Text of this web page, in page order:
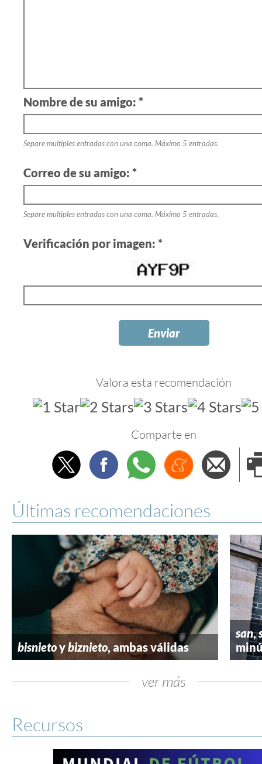
Nombre de su amigo: *
Separe multiples entradas con una coma. Máximo 5 entradas.
Correo de su amigo: *
Separe multiples entradas con una coma. Máximo 5 entradas.
Verificación por imagen: *
Valora esta recomendación
Comparte en
TwitterFacebookWhatsappMenéame
Últimas recomendaciones
bisnietoybiznieto, ambas válidas
san,
ver más
Recursos